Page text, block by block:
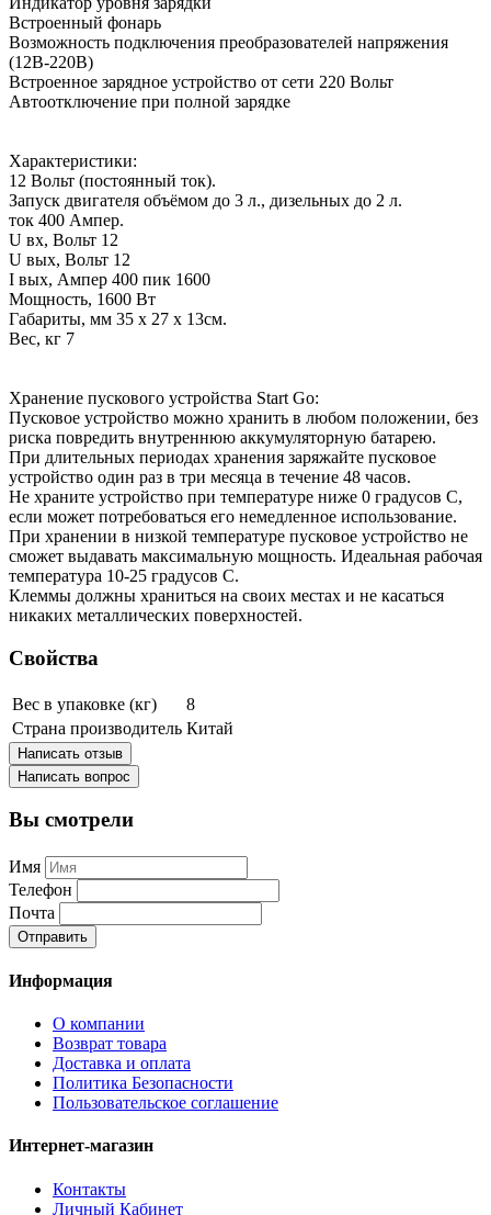
Встроенный фонарь
Возможность подключения преобразователей напряжения
(12В-220В)
Встроенное зарядное устройство от сети 220 Вольт
Автоотключение при полной зарядке
Характеристики:
12 Вольт (постоянный ток).
Запуск двигателя объёмом до 3 л., дизельных до 2 л.
ток 400 Ампер.
U вх, Вольт 12
U вых, Вольт 12
I вых, Ампер 400 пик 1600
Мощность, 1600 Вт
Габариты, мм 35 x 27 x 13см.
Вес, кг 7
Хранение пускового устройства Start Go:
Пусковое устройство можно хранить в любом положении, без
риска повредить внутреннюю аккумуляторную батарею.
При длительных периодах хранения заряжайте пусковое
устройство один раз в три месяца в течение 48 часов.
Не храните устройство при температуре ниже 0 градусов С,
если может потребоваться его немедленное использование.
При хранении в низкой температуре пусковое устройство не
сможет выдавать максимальную мощность. Идеальная рабочая
температура 10-25 градусов С.
Клеммы должны храниться на своих местах и не касаться
никаких металлических поверхностей.
Свойства
Вес в упаковке (кг)
8
Страна производитель Китай
Написать отзыв
Написать вопрос
Вы смотрели
Имя
Телефон
Почта
Отправить
Информация
О компании
Возврат товара
Доставка и оплата
Политика Безопасности
Пользовательское соглашение
Интернет-магазин
Контакты
Личный Кабинет